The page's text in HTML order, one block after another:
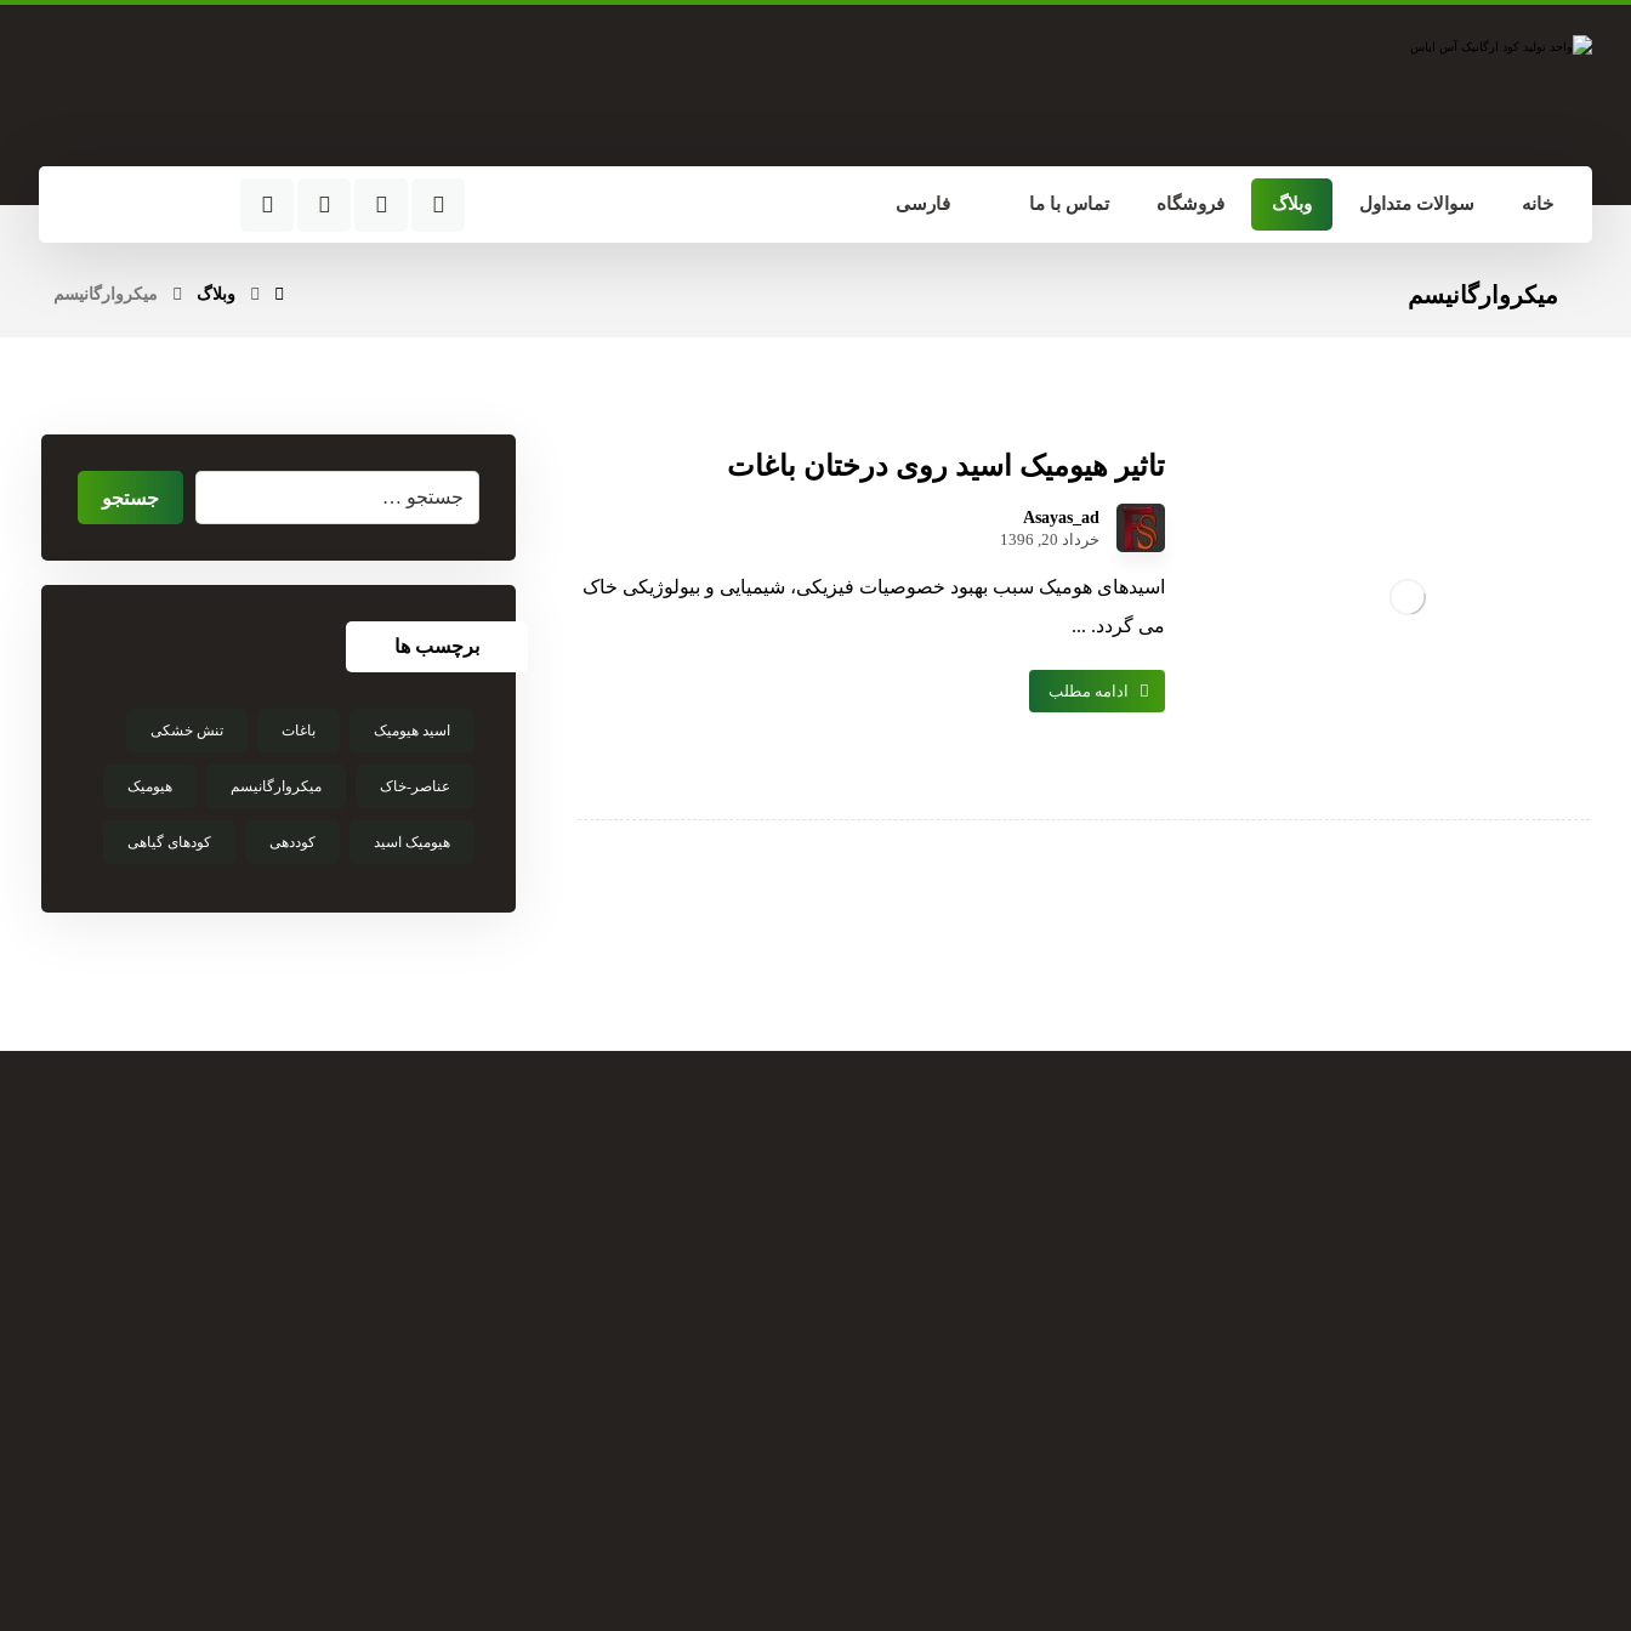
خانه سوالات متداول وبلاگ فروشگاه تماس با ما فارسی
میکروارگانیسم وبلاگ میکروارگانیسم
تاثیر هیومیک اسید روی درختان باغات
Asayas_ad
خرداد 20, 1396
اسیدهای هومیک سبب بهبود خصوصیات فیزیکی، شیمیایی و بیولوژیکی خاک
می گردد. ...
ادامه مطلب
برچسب ها
اسید‌ هیومیک‌ باغات تنش خشکی
عناصر-خاک میکروارگانیسم هیومیک
هیومیک اسید کوددهی کودهای گیاهی